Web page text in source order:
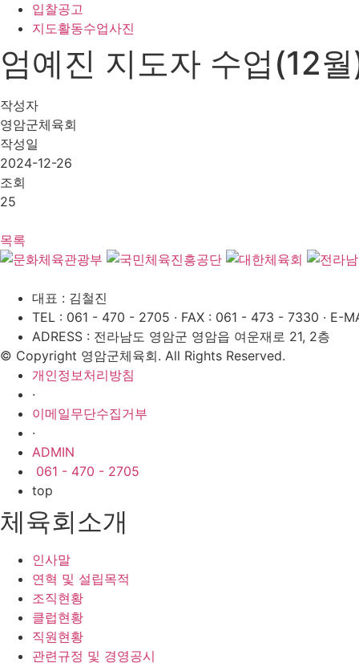
입찰공고
지도활동수업사진
엄예진 지도자 수업(12
작성자
영암군체육회
작성일
2024-12-26
조회
25
목록
대표 : 김철진
TEL : 061 - 470 - 2705 · FAX : 061 - 473 - 7330 · E-
ADRESS : 전라남도 영암군 영암읍 여운재로 21, 2층
© Copyright 영암군체육회. All Rights Reserved.
개인정보처리방침
·
이메일무단수집거부
·
ADMIN
061 - 470 - 2705
top
체육회소개
인사말
연혁 및 설립목적
조직현황
클럽현황
직원현황
관련규정 및 경영공시